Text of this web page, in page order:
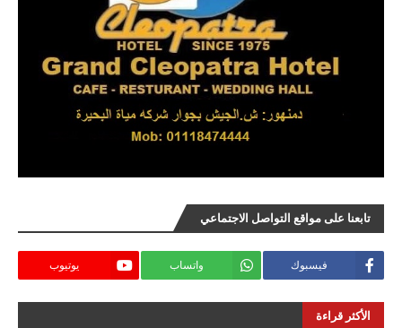
تابعنا على مواقع التواصل الاجتماعي
فيسبوك واتساب يوتيوب
الأكثر قراءة